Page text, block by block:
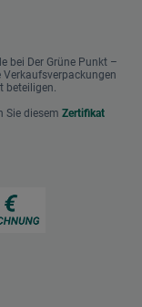
bei Der Grüne Punkt –
beteiligen.
Sie diesem Zertifikat